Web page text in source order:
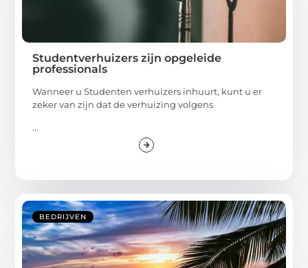
Studentverhuizers zijn opgeleide
professionals
Wanneer u Studenten verhuizers inhuurt, kunt u er
zeker van zijn dat de verhuizing volgens
...
BEDRIJVEN